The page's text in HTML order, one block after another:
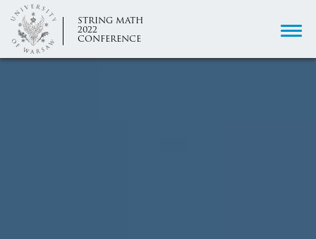
STRING MATH
2022
CONFERENCE